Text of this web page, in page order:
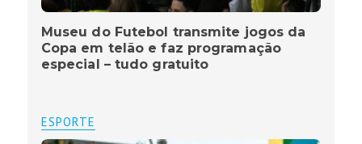
Museu do Futebol transmite jogos da
Copa em telão e faz programação
especial – tudo gratuito
ESPORTE